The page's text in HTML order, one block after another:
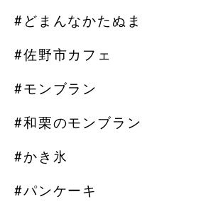
#どまんなかたぬま
#佐野市カフェ
#モンブラン
#和栗のモンブラン
#かき氷
#パンケーキ